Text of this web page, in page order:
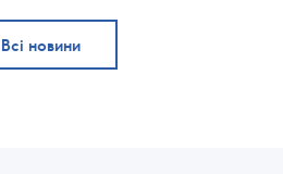
Всі новини